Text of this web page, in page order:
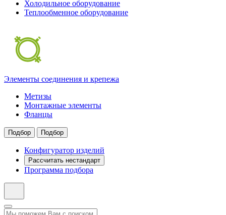
Холодильное оборудование
Теплообменное оборудование
Элементы соединения и крепежа
Метизы
Монтажные элементы
Фланцы
Подбор Подбор
Конфигуратор изделий
Рассчитать нестандарт
Программа подбора